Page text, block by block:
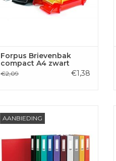
Forpus Brievenbak
compact A4 zwart
€2,09 €1,38
AANBIEDING
45mm, karton, blauw
TOEVOEGEN AAN
WINKELWAGEN